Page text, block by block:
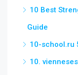
10 Best
Guide
10-school.ru
10.